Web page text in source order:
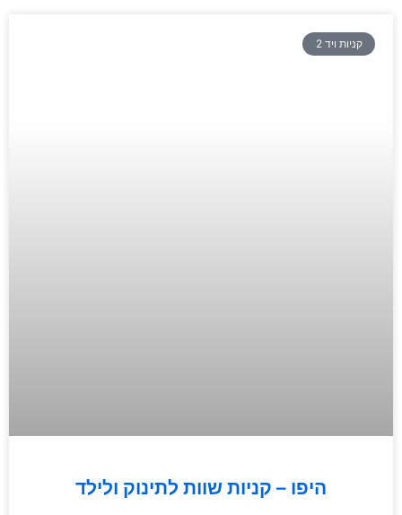
קניות ויד 2
היפו – קניות שוות לתינוק ולילד